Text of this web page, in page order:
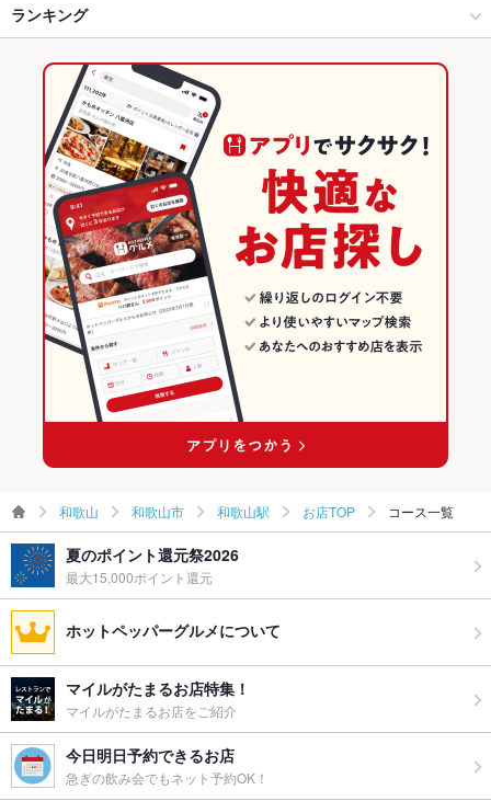
和歌山市 × 和風
和歌山駅 × 居酒屋
和歌山駅 × 和風
和食全般
和歌山市 × 和食
和歌山市 × 和食全般
和歌山駅 × 和食
和歌山駅 × 和食全般
和歌山駅 × 和風
和歌山駅 × 和食
和歌山駅 × 和食全般
和歌山
和歌山 × 居酒屋
和歌山 × 和風
和歌山 × 和食
和歌山 × 和食全般
お茶漬け
ランキング
和歌山のグルメランキング
和歌山の居酒屋ランキング
和歌山市のグルメランキング
和歌山市の居酒屋ランキング
和歌山駅のグルメランキング
和歌山駅の居酒屋ランキング
和歌山 和歌山市 和歌山駅 お店TOP コース一覧
夏のポイント還元祭2026
最大15,000ポイント還元
ホットペッパーグルメについて
マイルがたまるお店特集！
マイルがたまるお店をご紹介
今日明日予約できるお店
急ぎの飲み会でもネット予約OK！